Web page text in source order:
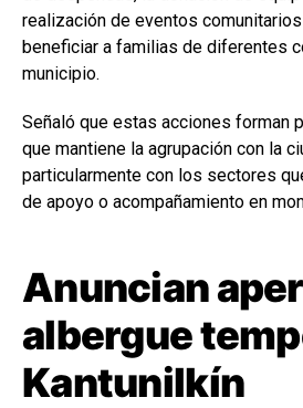
realización de eventos
beneficiar a familias de diferentes
municipio.
Señaló que estas acciones forman
que mantiene la agrupación con la
particularmente con los sectores
de apoyo o acompañamiento en
Anuncian
albergue
Kantunilkín